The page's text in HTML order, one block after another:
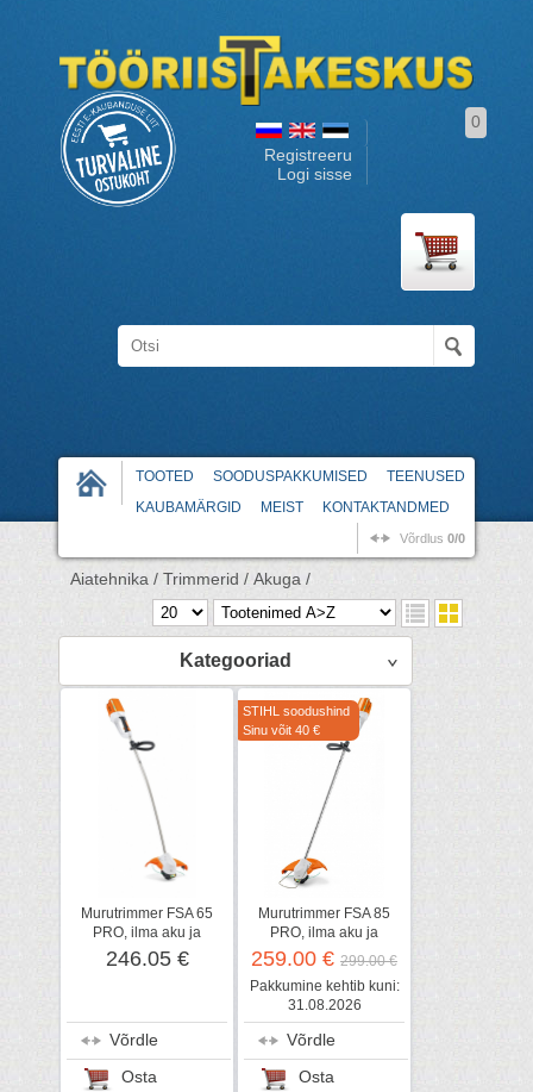
Registreeru
Logi sisse
0
TOOTED SOODUSPAKKUMISED
TEENUSED
KAUBAMÄRGID
MEIST KONTAKTANDMED
Võrdlus 0/0
Aiatehnika / Trimmerid / Akuga /
Kategooriad
Murutrimmer FSA 65
PRO, ilma aku ja
laadijata, STIHL
246.05 €
Võrdle
Osta
STIHL soodushind
Sinu võit 40 €
Murutrimmer FSA 85
PRO, ilma aku ja
laadijata, STIHL
259.00 € 299.00 €
Pakkumine kehtib kuni:
31.08.2026
Võrdle
Osta